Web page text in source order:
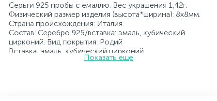
Серьги 925 пробы с емаллю. Вес украшения 1,42г.
Физический размер изделия (высота*ширина): 8х8мм.
Страна происхождения: Италия.
Состав: Серебро 925/вставка: эмаль, кубический
цирконий. Вид покрытия: Родий
Вставка: эмаль, кубический цирконий.
Родированные украшения дольше сохраняют свое
Показать еще